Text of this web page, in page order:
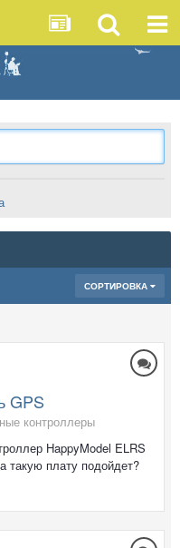
СОРТИРОВКА
GPS
контроллеры
HappyModel ELRS
такую плату подойдет?